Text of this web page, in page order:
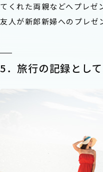
てくれた両親などへプレゼ
友人が新郎新婦へのプレゼ
5．旅行の記録として